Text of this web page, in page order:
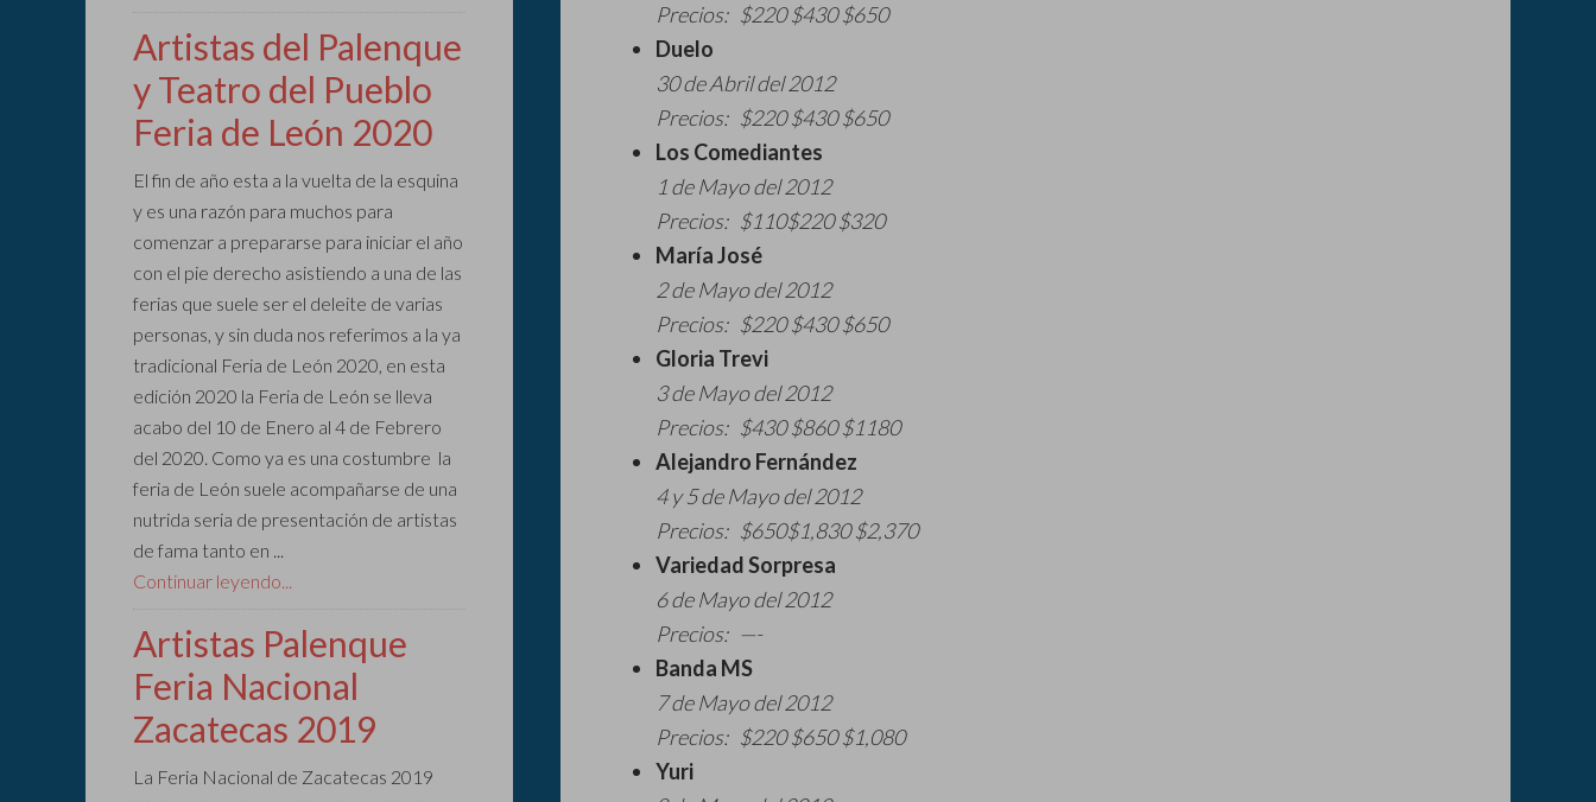
Precios: $220 $430 $650
Duelo
30 de Abril del 2012
Precios: $220 $430 $650
Los Comediantes
1 de Mayo del 2012
Precios: $110$220 $320
María José
2 de Mayo del 2012
Precios: $220 $430 $650
Gloria Trevi
3 de Mayo del 2012
Precios: $430 $860 $1180
Alejandro Fernández
4 y 5 de Mayo del 2012
Precios: $650$1,830 $2,370
Variedad Sorpresa
6 de Mayo del 2012
Precios: —-
Banda MS
7 de Mayo del 2012
Precios: $220 $650 $1,080
Yuri
Artistas del Palenque
y Teatro del Pueblo
Feria de León 2020
El fin de año esta a la vuelta de la esquina
y es una razón para muchos para
comenzar a prepararse para iniciar el año
con el pie derecho asistiendo a una de las
ferias que suele ser el deleite de varias
personas, y sin duda nos referimos a la ya
tradicional Feria de León 2020, en esta
edición 2020 la Feria de León se lleva
acabo del 10 de Enero al 4 de Febrero
del 2020. Como ya es una costumbre la
feria de León suele acompañarse de una
nutrida seria de presentación de artistas
de fama tanto en ...
Continuar leyendo...
Artistas Palenque
Feria Nacional
Zacatecas 2019
La Feria Nacional de Zacatecas 2019